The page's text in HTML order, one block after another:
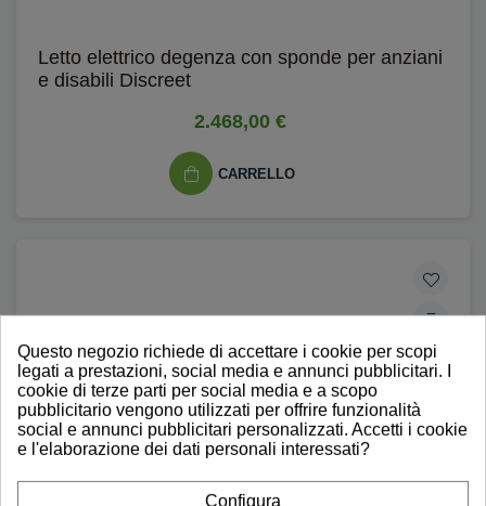
Letto elettrico degenza con sponde per anziani
e disabili Discreet
2.468,00 €
CARRELLO
Questo negozio richiede di accettare i cookie per scopi
legati a prestazioni, social media e annunci pubblicitari. I
cookie di terze parti per social media e a scopo
pubblicitario vengono utilizzati per offrire funzionalità
social e annunci pubblicitari personalizzati. Accetti i cookie
e l'elaborazione dei dati personali interessati?
Configura